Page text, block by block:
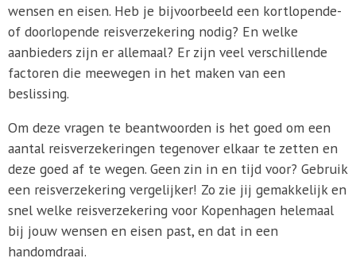
wensen en eisen. Heb je bijvoorbeeld een kortlopende-
of doorlopende reisverzekering nodig? En welke
aanbieders zijn er allemaal? Er zijn veel verschillende
factoren die meewegen in het maken van een
beslissing.
Om deze vragen te beantwoorden is het goed om een
aantal reisverzekeringen tegenover elkaar te zetten en
deze goed af te wegen. Geen zin in en tijd voor? Gebruik
een reisverzekering vergelijker! Zo zie jij gemakkelijk en
snel welke reisverzekering voor Kopenhagen helemaal
bij jouw wensen en eisen past, en dat in een
handomdraai.